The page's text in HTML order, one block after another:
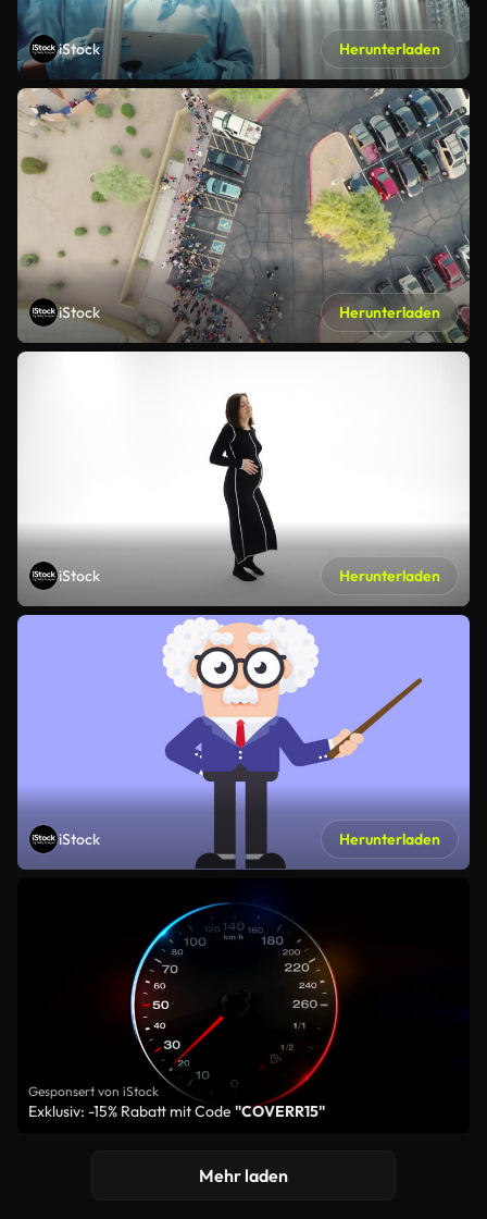
iStock Herunterladen
iStock Herunterladen
iStock Herunterladen
iStock Herunterladen
Gesponsert von iStock
Exklusiv: -15% Rabatt mit Code "COVERR15"
Mehr laden